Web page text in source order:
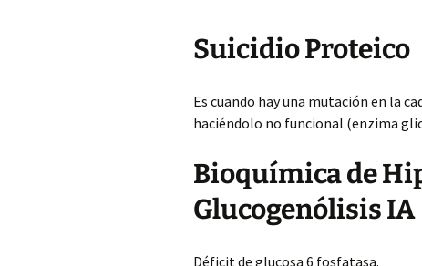
Suicidio Proteico
Es cuando hay una mutación en la
haciéndolo no funcional (enzima
Bioquímica de
Glucogenólisis IA
Déficit de glucosa 6 fosfatasa.